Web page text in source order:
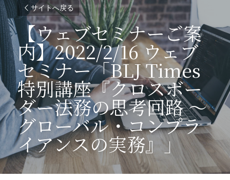
サイトへ戻る
【ウェブセミナーご案
内】2022/2/16 ウェブ
セミナー「BLJ Times
特別講座『クロスボー
ダー法務の思考回路 ～
グローバル・コンプラ
イアンスの実務』」